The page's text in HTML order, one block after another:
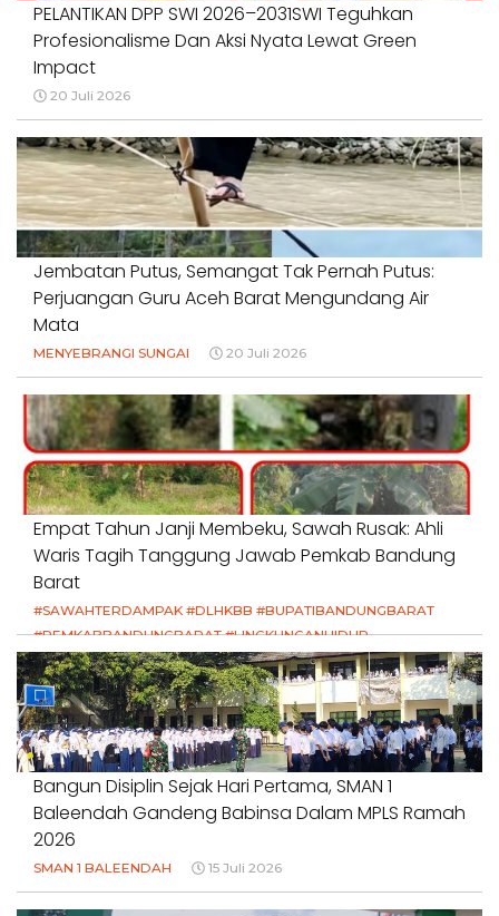
PELANTIKAN DPP SWI 2026–2031SWI Teguhkan
Profesionalisme Dan Aksi Nyata Lewat Green
Impact
20 Juli 2026
Jembatan Putus, Semangat Tak Pernah Putus:
Perjuangan Guru Aceh Barat Mengundang Air
Mata
MENYEBRANGI SUNGAI 20 Juli 2026
Empat Tahun Janji Membeku, Sawah Rusak: Ahli
Waris Tagih Tanggung Jawab Pemkab Bandung
Barat
#SAWAHTERDAMPAK #DLHKBB #BUPATIBANDUNGBARAT
#PEMKABBANDUNGBARAT #LINGKUNGANHIDUP
#HAKPETANI #KEADILANUNTUKPETANI
#NORMALISASISALURAN #IRIGASIRUSAK
#DUGAANPENCEMARAN #AKUNTABILITASPEMERINTAH
18 Juli 2026
Bangun Disiplin Sejak Hari Pertama, SMAN 1
Baleendah Gandeng Babinsa Dalam MPLS Ramah
2026
SMAN 1 BALEENDAH 15 Juli 2026